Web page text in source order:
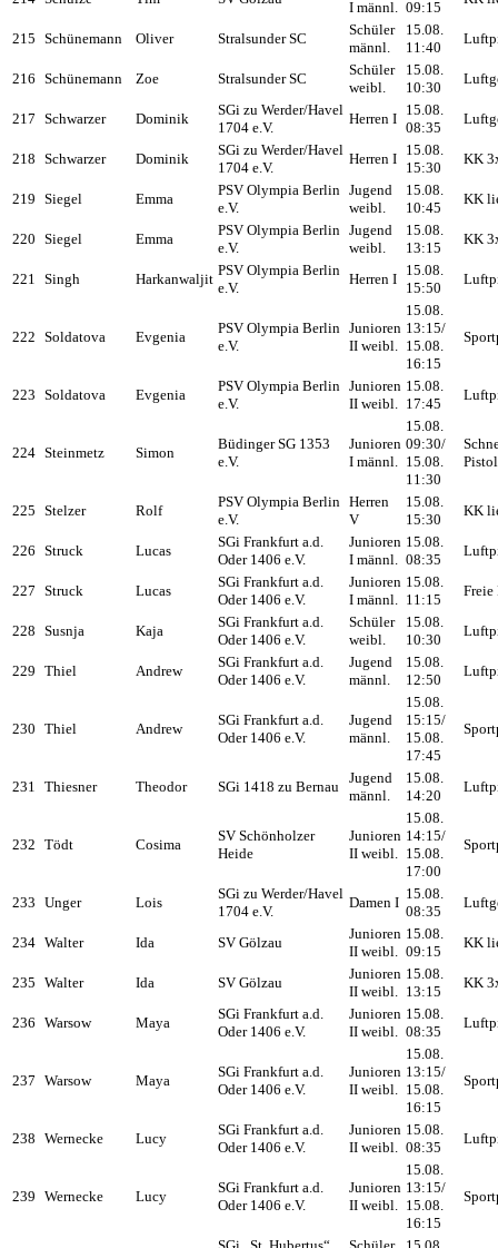
I männl. 09:15
215 Schünemann Oliver Stralsunder SC
Schüler
männl.
15.08.
11:40
216 Schünemann Zoe Stralsunder SC
Schüler
weibl.
15.08.
10:30
217 Schwarzer Dominik
SGi zu Werder/Havel
1704 e.V.
Herren I
15.08.
08:35
218 Schwarzer Dominik
SGi zu Werder/Havel
1704 e.V.
Herren I
15.08.
15:30
KK
219 Siegel Emma
PSV Olympia Berlin
e.V.
Jugend
weibl.
15.08.
10:45
KK
220 Siegel Emma
PSV Olympia Berlin
e.V.
Jugend
weibl.
15.08.
13:15
KK
221 Singh Harkanwaljit
PSV Olympia Berlin
e.V.
Herren I
15.08.
15:50
222 Soldatova Evgenia
PSV Olympia Berlin
e.V.
Junioren
II weibl.
15.08.
13:15/
15.08.
16:15
223 Soldatova Evgenia
PSV Olympia Berlin
e.V.
Junioren
II weibl.
15.08.
17:45
224 Steinmetz Simon
Büdinger SG 1353
e.V.
Junioren
I männl.
15.08.
09:30/
15.08.
11:30
225 Stelzer Rolf
PSV Olympia Berlin
e.V.
Herren
V
15.08.
15:30
KK
226 Struck Lucas
SGi Frankfurt a.d.
Oder 1406 e.V.
Junioren
I männl.
15.08.
08:35
227 Struck Lucas
SGi Frankfurt a.d.
Oder 1406 e.V.
Junioren
I männl.
15.08.
11:15
Freie
228 Susnja Kaja
SGi Frankfurt a.d.
Oder 1406 e.V.
Schüler
weibl.
15.08.
10:30
229 Thiel Andrew
SGi Frankfurt a.d.
Oder 1406 e.V.
Jugend
männl.
15.08.
12:50
230 Thiel Andrew
SGi Frankfurt a.d.
Oder 1406 e.V.
Jugend
männl.
15.08.
15:15/
15.08.
17:45
231 Thiesner Theodor SGi 1418 zu Bernau
Jugend
männl.
15.08.
14:20
232 Tödt Cosima
SV Schönholzer
Heide
Junioren
II weibl.
15.08.
14:15/
15.08.
17:00
233 Unger Lois
SGi zu Werder/Havel
1704 e.V.
Damen I
15.08.
08:35
234 Walter Ida SV Gölzau
Junioren
II weibl.
15.08.
09:15
KK
235 Walter Ida SV Gölzau
Junioren
II weibl.
15.08.
13:15
KK
236 Warsow Maya
SGi Frankfurt a.d.
Oder 1406 e.V.
Junioren
II weibl.
15.08.
08:35
237 Warsow Maya
SGi Frankfurt a.d.
Oder 1406 e.V.
Junioren
II weibl.
15.08.
13:15/
15.08.
16:15
238 Wernecke Lucy
SGi Frankfurt a.d.
Oder 1406 e.V.
Junioren
II weibl.
15.08.
08:35
239 Wernecke Lucy
SGi Frankfurt a.d.
Oder 1406 e.V.
Junioren
II weibl.
15.08.
13:15/
15.08.
16:15